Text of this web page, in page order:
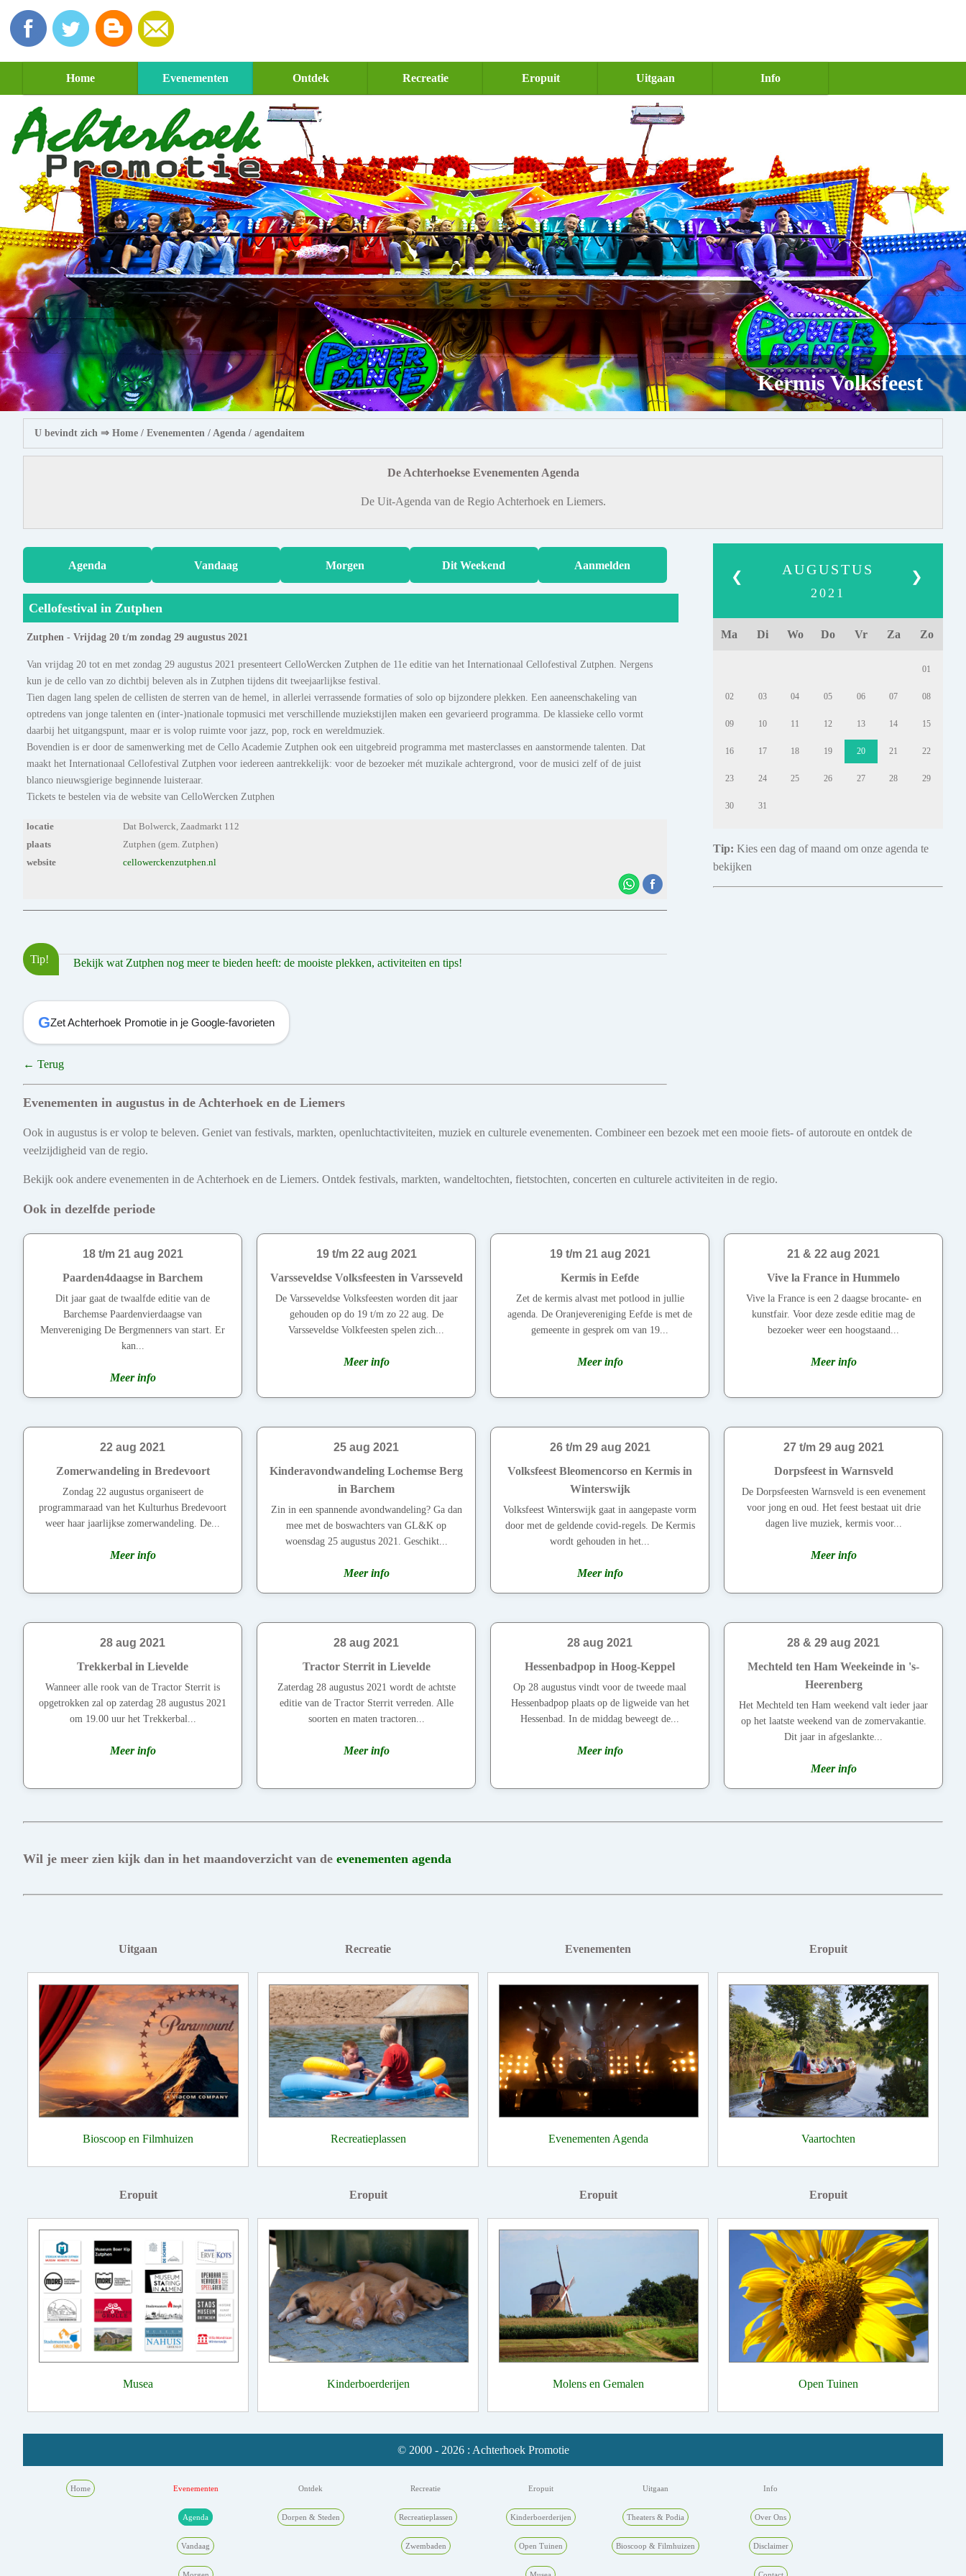
Home Evenementen Ontdek Recreatie Eropuit Uitgaan Info
Kermis Volksfeest
U bevindt zich ⇒ Home / Evenementen / Agenda / agendaitem
De Achterhoekse Evenementen Agenda
De Uit-Agenda van de Regio Achterhoek en Liemers.
Agenda Vandaag Morgen Dit Weekend Aanmelden
Cellofestival in Zutphen
Zutphen - Vrijdag 20 t/m zondag 29 augustus 2021
Van vrijdag 20 tot en met zondag 29 augustus 2021 presenteert CelloWercken Zutphen de 11e editie van het Internationaal Cellofestival Zutphen. Nergens
kun je de cello van zo dichtbij beleven als in Zutphen tijdens dit tweejaarlijkse festival.
Tien dagen lang spelen de cellisten de sterren van de hemel, in allerlei verrassende formaties of solo op bijzondere plekken. Een aaneenschakeling van
optredens van jonge talenten en (inter-)nationale topmusici met verschillende muziekstijlen maken een gevarieerd programma. De klassieke cello vormt
daarbij het uitgangspunt, maar er is volop ruimte voor jazz, pop, rock en wereldmuziek.
Bovendien is er door de samenwerking met de Cello Academie Zutphen ook een uitgebreid programma met masterclasses en aanstormende talenten. Dat
maakt het Internationaal Cellofestival Zutphen voor iedereen aantrekkelijk: voor de bezoeker mét muzikale achtergrond, voor de musici zelf of de juist
blanco nieuwsgierige beginnende luisteraar.
Tickets te bestelen via de website van CelloWercken Zutphen
locatie
Dat Bolwerck, Zaadmarkt 112
plaats
Zutphen (gem. Zutphen)
website
cellowerckenzutphen.nl
Tip! Bekijk wat Zutphen nog meer te bieden heeft: de mooiste plekken, activiteiten en tips!
GZet Achterhoek Promotie in je Google-favorieten
← Terug
❮ ❯
AUGUSTUS
2021
Ma Di Wo Do Vr Za Zo
01
02 03 04 05 06 07 08
09 10 11 12 13 14 15
16 17 18 19 20 21 22
23 24 25 26 27 28 29
30 31
Tip: Kies een dag of maand om onze agenda te
bekijken
Evenementen in augustus in de Achterhoek en de Liemers
Ook in augustus is er volop te beleven. Geniet van festivals, markten, openluchtactiviteiten, muziek en culturele evenementen. Combineer een bezoek met een mooie fiets- of autoroute en ontdek de
veelzijdigheid van de regio.
Bekijk ook andere evenementen in de Achterhoek en de Liemers. Ontdek festivals, markten, wandeltochten, fietstochten, concerten en culturele activiteiten in de regio.
Ook in dezelfde periode
18 t/m 21 aug 2021
Paarden4daagse in Barchem
Dit jaar gaat de twaalfde editie van de
Barchemse Paardenvierdaagse van
Menvereniging De Bergmenners van start. Er
kan...
Meer info
19 t/m 22 aug 2021
Varsseveldse Volksfeesten in Varsseveld
De Varsseveldse Volksfeesten worden dit jaar
gehouden op do 19 t/m zo 22 aug. De
Varsseveldse Volkfeesten spelen zich...
Meer info
19 t/m 21 aug 2021
Kermis in Eefde
Zet de kermis alvast met potlood in jullie
agenda. De Oranjevereniging Eefde is met de
gemeente in gesprek om van 19...
Meer info
21 & 22 aug 2021
Vive la France in Hummelo
Vive la France is een 2 daagse brocante- en
kunstfair. Voor deze zesde editie mag de
bezoeker weer een hoogstaand...
Meer info
22 aug 2021
Zomerwandeling in Bredevoort
Zondag 22 augustus organiseert de
programmaraad van het Kulturhus Bredevoort
weer haar jaarlijkse zomerwandeling. De...
Meer info
25 aug 2021
Kinderavondwandeling Lochemse Berg
in Barchem
Zin in een spannende avondwandeling? Ga dan
mee met de boswachters van GL&K op
woensdag 25 augustus 2021. Geschikt...
Meer info
26 t/m 29 aug 2021
Volksfeest Bleomencorso en Kermis in
Winterswijk
Volksfeest Winterswijk gaat in aangepaste vorm
door met de geldende covid-regels. De Kermis
wordt gehouden in het...
Meer info
27 t/m 29 aug 2021
Dorpsfeest in Warnsveld
De Dorpsfeesten Warnsveld is een evenement
voor jong en oud. Het feest bestaat uit drie
dagen live muziek, kermis voor...
Meer info
28 aug 2021
Trekkerbal in Lievelde
Wanneer alle rook van de Tractor Sterrit is
opgetrokken zal op zaterdag 28 augustus 2021
om 19.00 uur het Trekkerbal...
Meer info
28 aug 2021
Tractor Sterrit in Lievelde
Zaterdag 28 augustus 2021 wordt de achtste
editie van de Tractor Sterrit verreden. Alle
soorten en maten tractoren...
Meer info
28 aug 2021
Hessenbadpop in Hoog-Keppel
Op 28 augustus vindt voor de tweede maal
Hessenbadpop plaats op de ligweide van het
Hessenbad. In de middag beweegt de...
Meer info
28 & 29 aug 2021
Mechteld ten Ham Weekeinde in 's-
Heerenberg
Het Mechteld ten Ham weekend valt ieder jaar
op het laatste weekend van de zomervakantie.
Dit jaar in afgeslankte...
Meer info
Wil je meer zien kijk dan in het maandoverzicht van de evenementen agenda
Uitgaan
Bioscoop en Filmhuizen
Recreatie
Recreatieplassen
Evenementen
Evenementen Agenda
Eropuit
Vaartochten
Eropuit
Musea
Eropuit
Kinderboerderijen
Eropuit
Molens en Gemalen
Eropuit
Open Tuinen
© 2000 - 2026 : Achterhoek Promotie
Home Evenementen
Agenda
Vandaag
Ontdek
Dorpen & Steden
Recreatie
Recreatieplassen
Zwembaden
Eropuit
Kinderboerderijen
Open Tuinen
Uitgaan
Theaters & Podia
Bioscoop & Filmhuizen
Info
Over Ons
Disclaimer